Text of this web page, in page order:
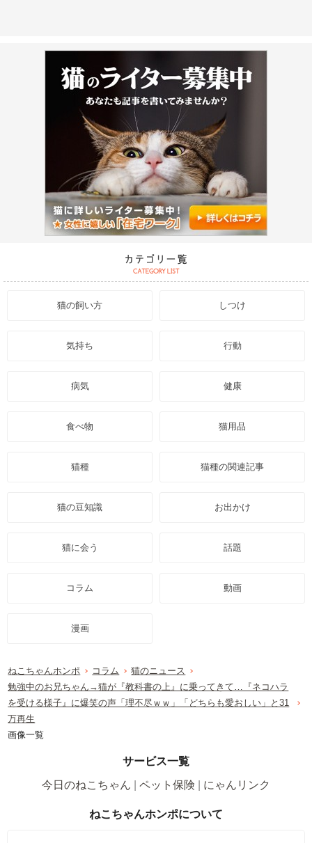
猫の飼い方 しつけ
気持ち 行動
病気 健康
食べ物 猫用品
猫種 猫種の関連記事
猫の豆知識 お出かけ
猫に会う 話題
コラム 動画
漫画
ねこちゃんホンポ コラム
猫のニュース
勉強中のお兄ちゃん→猫が『教科書の上』に乗ってきて…『ネコハラ
を受ける様子』に爆笑の声「理不尽ｗｗ」「どちらも愛おしい」と31
万再生
画像一覧
サービス一覧
今日のねこちゃん
ペット保険 にゃんリンク
ねこちゃんホンポについて